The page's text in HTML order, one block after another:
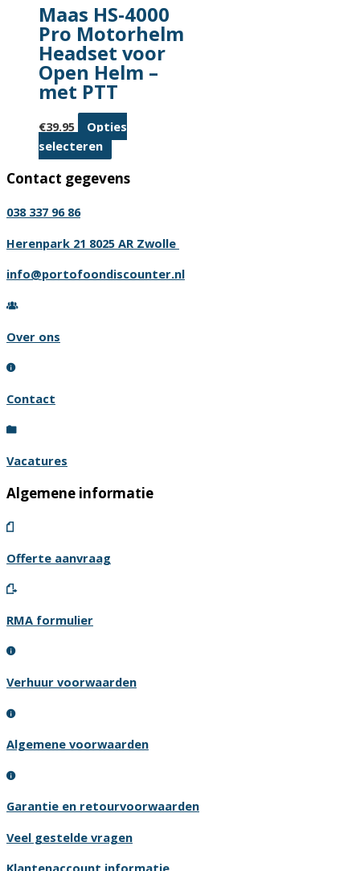
Maas HS-4000
Pro Motorhelm
Headset voor
Open Helm –
met PTT
€39.95
Opties
selecteren Dit
product
heeft
Deze
kan
Contact gegevens
038 337 96 86
Herenpark 21 8025 AR Zwolle
info@portofoondiscounter.nl
Over ons
Contact
Vacatures
Algemene informatie
Offerte aanvraag
RMA formulier
Verhuur voorwaarden
Algemene voorwaarden
Garantie en retourvoorwaarden
Veel gestelde vragen